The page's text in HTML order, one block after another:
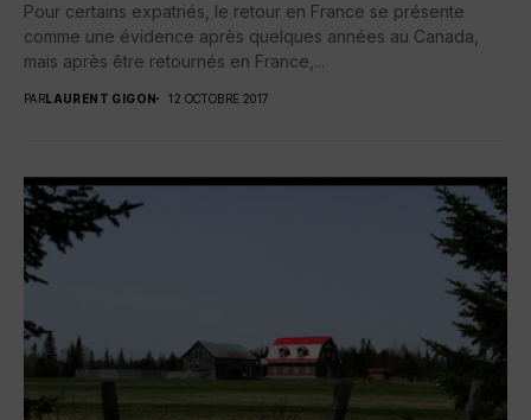
Pour certains expatriés, le retour en France se présente
comme une évidence après quelques années au Canada,
mais après être retournés en France,...
PAR LAURENT GIGON 12 OCTOBRE 2017